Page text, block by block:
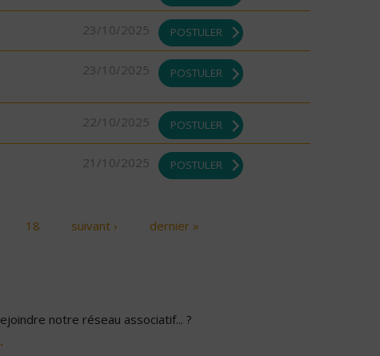
23/10/2025 POSTULER
23/10/2025 POSTULER
22/10/2025 POSTULER
21/10/2025 POSTULER
18 suivant › dernier »
notre réseau associatif... ?